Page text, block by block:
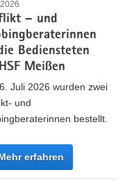
– und
Bediensteten
Meißen
Juli 2026 wurden zwei
und
bestellt.
erfahren